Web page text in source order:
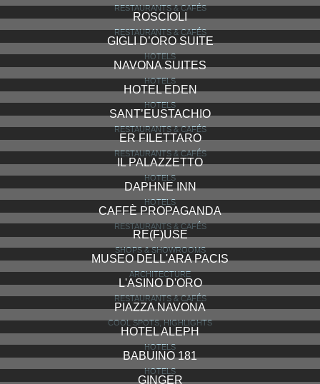
RESTAURANTS & CAFÉS
ROSCIOLI
RESTAURANTS & CAFÉS
GIGLI D’ORO SUITE
HOTELS
NAVONA SUITES
HOTELS
HOTEL EDEN
HOTELS
SANT’EUSTACHIO
RESTAURANTS & CAFÉS
ER FILETTARO
RESTAURANTS & CAFÉS
IL PALAZZETTO
HOTELS
DAPHNE INN
HOTELS
CAFFÈ PROPAGANDA
RESTAURANTS & CAFÉS
RE(F)USE
SHOPS & SHOWROOMS
MUSEO DELL'ARA PACIS
ARCHITECTURE
L'ASINO D'ORO
RESTAURANTS & CAFÉS
PIAZZA NAVONA
COOL SPOTS, HIGHLIGHTS
HOTEL ALEPH
HOTELS
BABUINO 181
HOTELS
GINGER